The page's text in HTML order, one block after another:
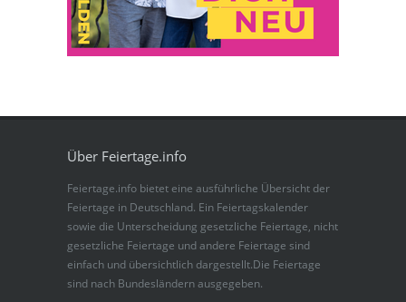
Über Feiertage.info
Feiertage.info bietet eine ausführliche Übersicht der
Feiertage in Deutschland. Ein Feiertagskalender
sowie die Unterscheidung gesetzliche Feiertage, nicht
gesetzliche Feiertage und andere Feiertage sind
einfach und übersichtlich dargestellt.Die Feiertage
sind nach Bundesländern ausgegeben.